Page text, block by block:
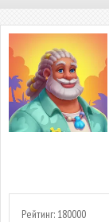
Рейтинг: 180000